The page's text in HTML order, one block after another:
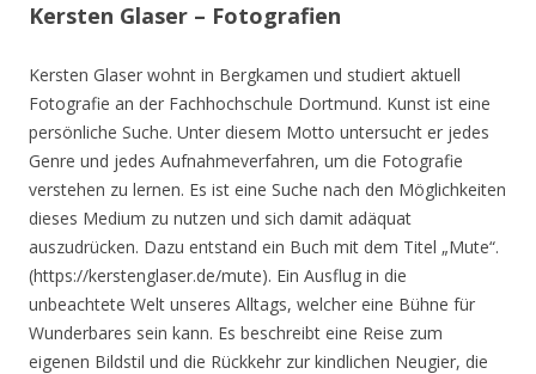
Kersten Glaser – Fotografien
Kersten Glaser wohnt in Bergkamen und studiert aktuell
Fotografie an der Fachhochschule Dortmund. Kunst ist eine
persönliche Suche. Unter diesem Motto untersucht er jedes
Genre und jedes Aufnahmeverfahren, um die Fotografie
verstehen zu lernen. Es ist eine Suche nach den Möglichkeiten
dieses Medium zu nutzen und sich damit adäquat
auszudrücken. Dazu entstand ein Buch mit dem Titel „Mute“.
(https://kerstenglaser.de/mute). Ein Ausflug in die
unbeachtete Welt unseres Alltags, welcher eine Bühne für
Wunderbares sein kann. Es beschreibt eine Reise zum
eigenen Bildstil und die Rückkehr zur kindlichen Neugier, die